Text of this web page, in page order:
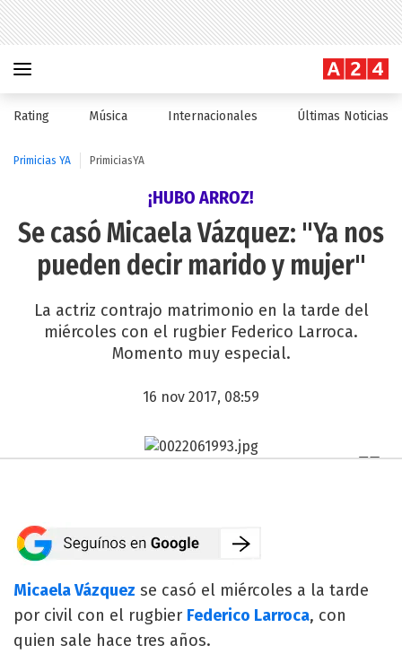
Rating Música Internacionales Últimas Noticias
Primicias YA PrimiciasYA
¡HUBO ARROZ!
Se casó Micaela Vázquez: "Ya nos
pueden decir marido y mujer"
La actriz contrajo matrimonio en la tarde del
miércoles con el rugbier Federico Larroca.
Momento muy especial.
16 nov 2017, 08:59
Micaela Vázquez se casó el miércoles a la tarde
por civil con el rugbier Federico Larroca, con
quien sale hace tres años.